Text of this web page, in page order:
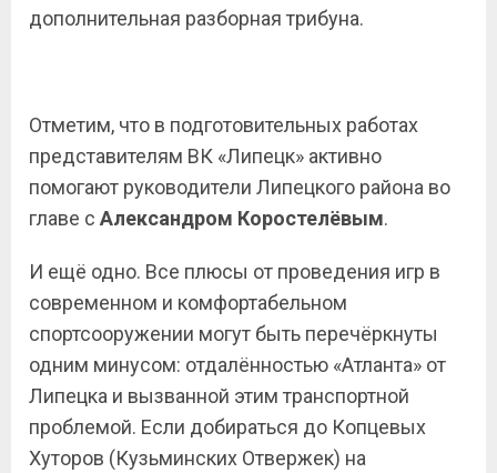
дополнительная разборная трибуна.
Отметим, что в подготовительных работах
представителям ВК «Липецк» активно
помогают руководители Липецкого района во
главе с Александром Коростелёвым.
И ещё одно. Все плюсы от проведения игр в
современном и комфортабельном
спортсооружении могут быть перечёркнуты
одним минусом: отдалённостью «Атланта» от
Липецка и вызванной этим транспортной
проблемой. Если добираться до Копцевых
Хуторов (Кузьминских Отвержек) на